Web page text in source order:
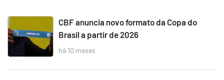
CBF anuncia novo formato da Copa do
Brasil a partir de 2026
há 10 meses